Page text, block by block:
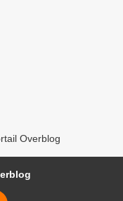
Overblog